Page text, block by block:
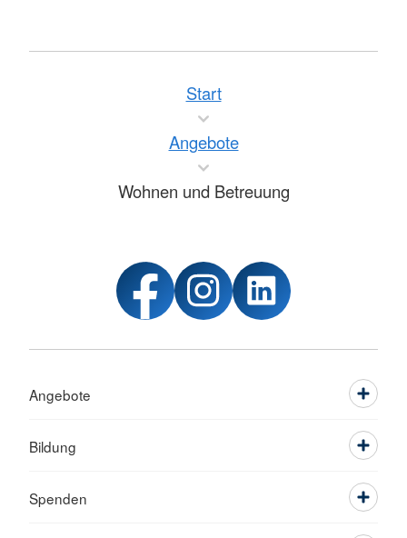
Start
Angebote
Wohnen und Betreuung
Angebote
Bildung
Spenden